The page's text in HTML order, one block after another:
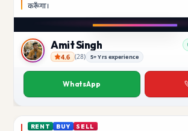
करूँगा।
Amit Singh
Amit Singh
4.6 (28) 5+ Yrs experience
WhatsApp
RENT BUY SELL